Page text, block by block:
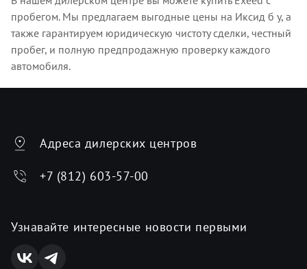
пробегом. Мы предлагаем выгодные цены на Иксид б у, а
также гарантируем юридическую чистоту сделки, честный
пробег, и полную предпродажную проверку каждого
автомобиля.
Адреса дилерских центров
+7 (812) 603-57-00
Узнавайте интересные новости первыми